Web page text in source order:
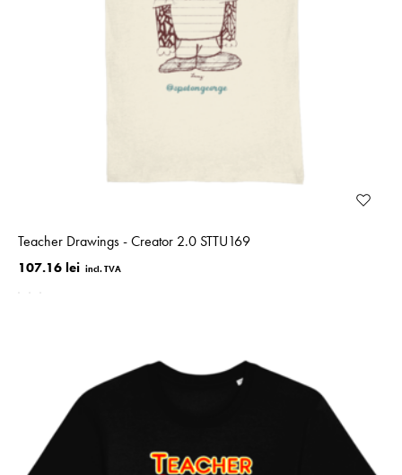
Teacher Drawings - Creator 2.0 STTU169
107.16 lei